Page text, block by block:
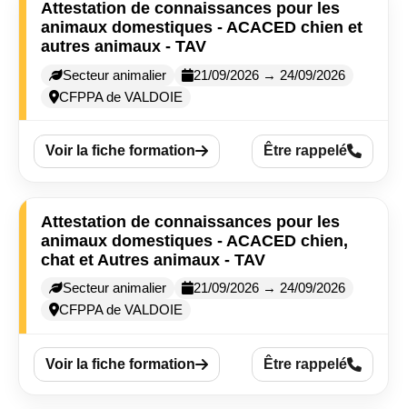
Attestation de connaissances pour les
animaux domestiques - ACACED chien et
autres animaux - TAV
Secteur animalier
21/09/2026 → 24/09/2026
CFPPA de VALDOIE
Voir la fiche formation Être rappelé
Attestation de connaissances pour les
animaux domestiques - ACACED chien,
chat et Autres animaux - TAV
Secteur animalier
21/09/2026 → 24/09/2026
CFPPA de VALDOIE
Voir la fiche formation Être rappelé